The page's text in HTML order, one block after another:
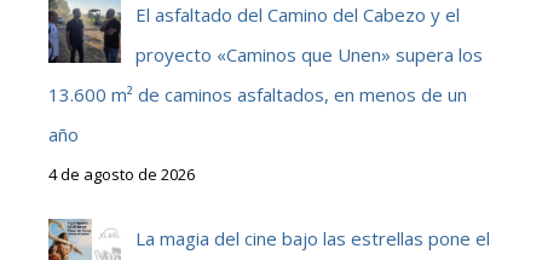
El asfaltado del Camino del Cabezo y el
proyecto «Caminos que Unen» supera los
13.600 m² de caminos asfaltados, en menos de un
año
4 de agosto de 2026
La magia del cine bajo las estrellas pone el